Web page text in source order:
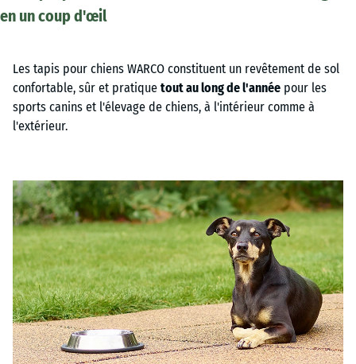
en un coup d'œil
Les tapis pour chiens WARCO constituent un revêtement de sol
confortable, sûr et pratique tout au long de l'année pour les
sports canins et l'élevage de chiens, à l'intérieur comme à
l'extérieur.